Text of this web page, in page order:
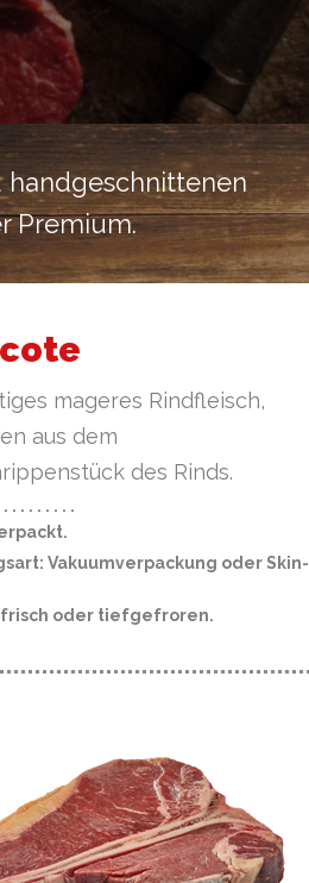
Premium.
mageres Rindfleisch,
aus dem
des Rinds.
· · · · · · · ·
Vakuumverpackung oder Skin-
oder tiefgefroren.